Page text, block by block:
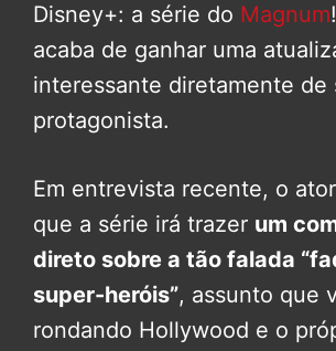
Disney+: a série do Magnum
acaba de ganhar uma
interessante diretamente de
protagonista.
Em entrevista recente, o
que a série irá trazer um
direto sobre a tão falada
super-heróis”, assunto que
rondando Hollywood e o